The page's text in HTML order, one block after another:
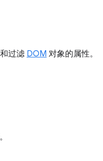
过滤 DOM 对象的属性。